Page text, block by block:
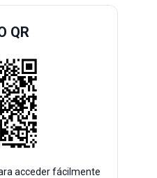
QR
acceder fácilmente